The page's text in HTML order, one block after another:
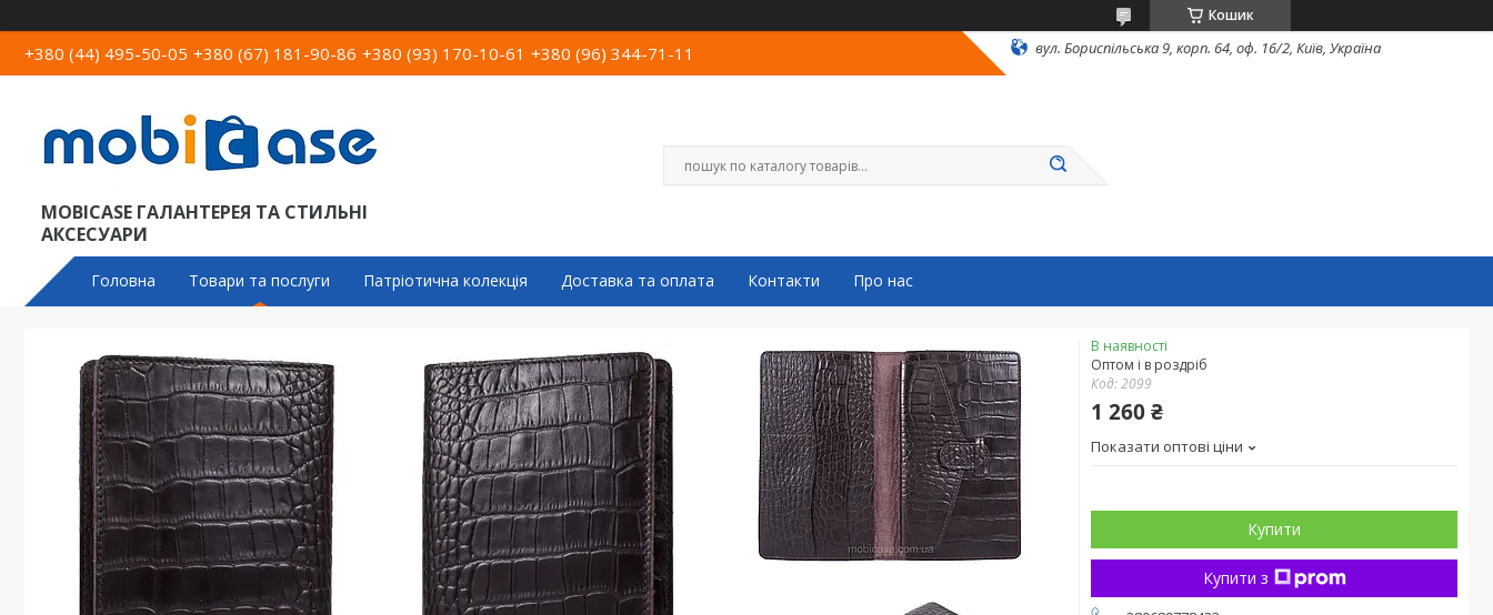
Кошик
+380 (44) 495-50-05 +380 (67) 181-90-86 +380 (93) 170-10-61 +380 (96) 344-71-11 вул. Бориспільська 9, корп. 64, оф. 16/2, Київ, Україна
MOBICASE ГАЛАНТЕРЕЯ ТА СТИЛЬНІ
АКСЕСУАРИ
Головна Товари та послуги Патріотична колекція Доставка та оплата Контакти Про нас
В наявності
Оптом і в роздріб
Код:2099
1 260 ₴
Показати оптові ціни
Купити
Купити з